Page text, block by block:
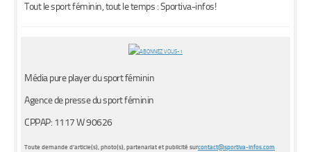
Tout le sport féminin, tout le temps : Sportiva-infos!
Média pure player du sport féminin
Agence de presse du sport féminin
CPPAP: 1117 W 90626
Toute demande d’article(s), photo(s), partenariat et publicité surcontact@sportiva-infos.com